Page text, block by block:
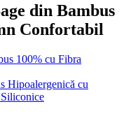
din Bambus
Confortabil
100% cu Fibra
Hipoalergenică cu